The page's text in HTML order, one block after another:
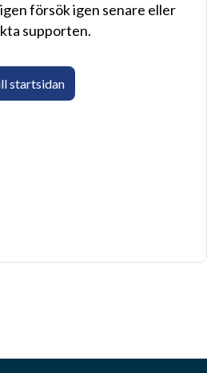
försök igen senare eller
supporten.
startsidan